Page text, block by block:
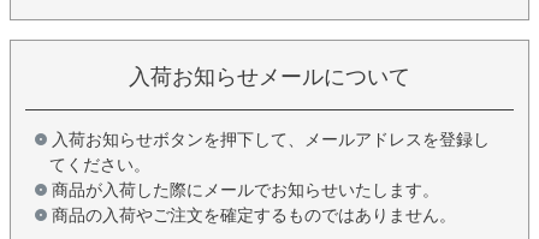
入荷お知らせメールについて
入荷お知らせボタンを押下して、メールアドレスを登録し
てください。
商品が入荷した際にメールでお知らせいたします。
商品の入荷やご注文を確定するものではありません。